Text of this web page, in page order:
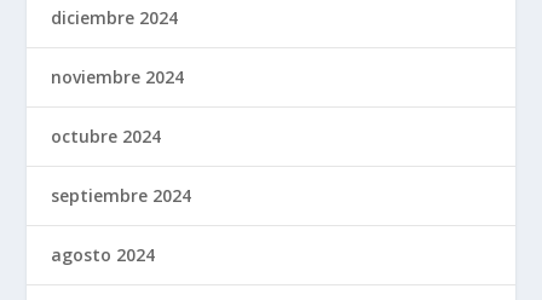
diciembre 2024
noviembre 2024
octubre 2024
septiembre 2024
agosto 2024